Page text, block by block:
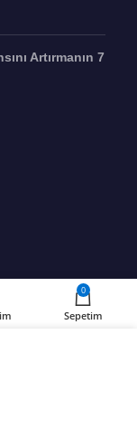
Artırmanın 7
0
Sepetim